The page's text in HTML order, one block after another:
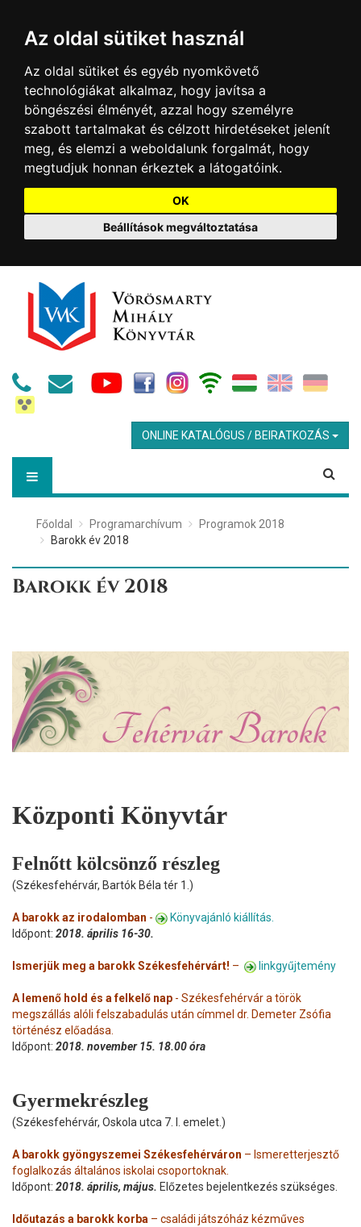
Az oldal sütiket használ
Az oldal sütiket és egyéb nyomkövető
technológiákat alkalmaz, hogy javítsa a
böngészési élményét, azzal hogy személyre
szabott tartalmakat és célzott hirdetéseket jelenít
meg, és elemzi a weboldalunk forgalmát, hogy
megtudjuk honnan érkeztek a látogatóink.
OK
Beállítások megváltoztatása
ONLINE KATALÓGUS / BEIRATKOZÁS
Főoldal Programarchívum
Programok 2018
Barokk év 2018
Barokk év 2018
Központi Könyvtár
Felnőtt kölcsönző részleg
(Székesfehérvár, Bartók Béla tér 1.)
A barokk az irodalomban -
Könyvajánló kiállítás.
Időpont: 2018. április 16-30.
Ismerjük meg a barokk Székesfehérvárt! – linkgyűjtemény
A lemenő hold és a felkelő nap - Székesfehérvár a török
megszállás alóli felszabadulás után címmel dr. Demeter Zsófia
történész előadása.
Időpont: 2018. november 15. 18.00 óra
Gyermekrészleg
(Székesfehérvár, Oskola utca 7. I. emelet.)
A barokk gyöngyszemei Székesfehérváron – Ismeretterjesztő
foglalkozás általános iskolai csoportoknak.
Időpont: 2018. április, május. Előzetes bejelentkezés szükséges.
Időutazás a barokk korba – családi játszóház kézműves